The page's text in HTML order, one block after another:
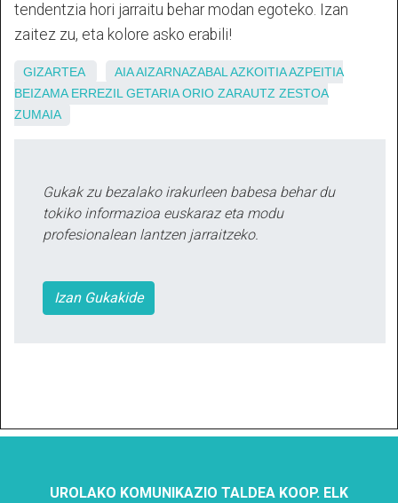
tendentzia hori jarraitu behar modan egoteko. Izan
zaitez zu, eta kolore asko erabili!
GIZARTEA AIAAIZARNAZABAL AZKOITIAAZPEITIA
BEIZAMA ERREZIL GETARIA ORIO ZARAUTZ ZESTOA
ZUMAIA
Gukak zu bezalako irakurleen babesa behar du
tokiko informazioa euskaraz eta modu
profesionalean lantzen jarraitzeko.
Izan Gukakide
UROLAKO KOMUNIKAZIO TALDEA KOOP. ELK